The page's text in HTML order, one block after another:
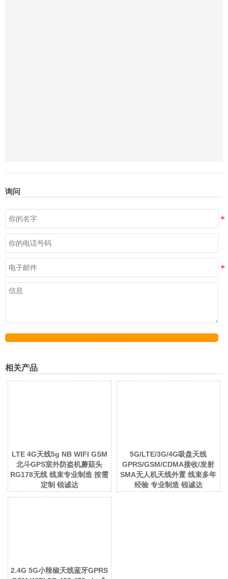
询问
相关产品
LTE 4G天线5g NB WIFI GSM
北斗GPS室外防盗机蘑菇头
RG178无线 线束专业制造 按需
定制 锐诚达
5G/LTE/3G/4G吸盘天线
GPRS/GSM/CDMA接收/发射
SMA无人机天线外置 线束多年
经验 专业制造 锐诚达
2.4G 5G小辣椒天线蓝牙GPRS